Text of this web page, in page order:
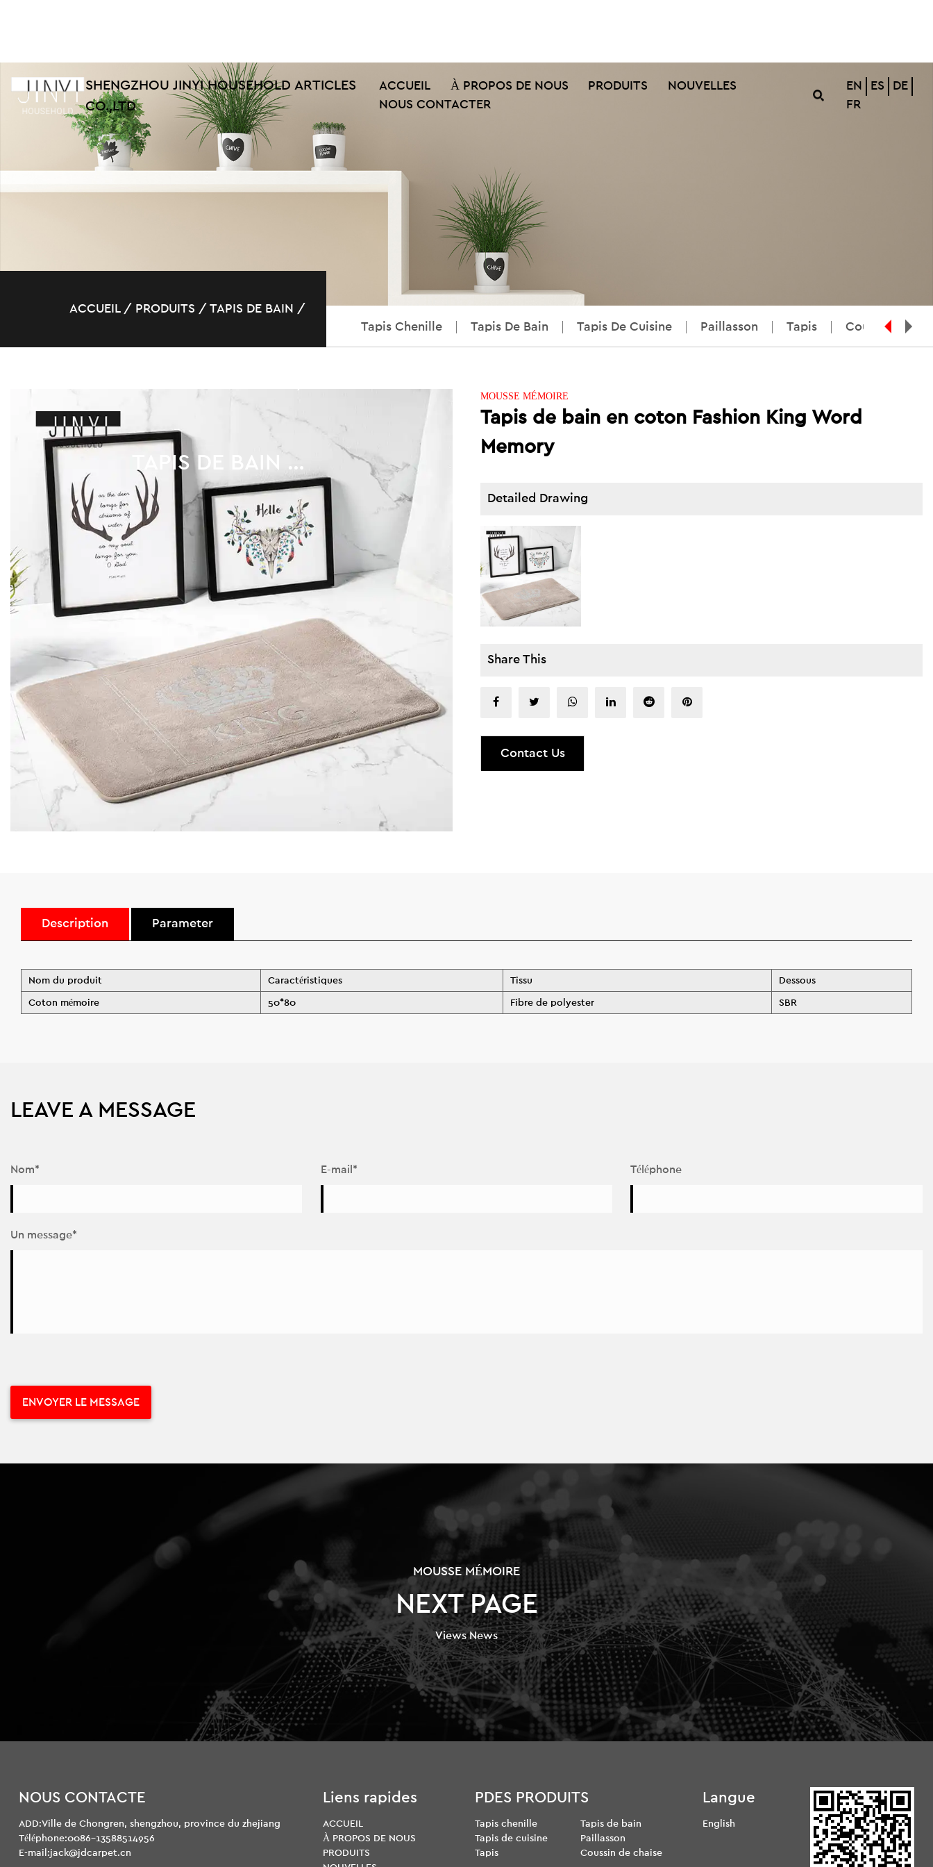
SHENGZHOU JINYI HOUSEHOLD ARTICLES
CO.,LTD
ACCUEIL À PROPOS DE NOUS PRODUITS
NOUVELLES
NOUS CONTACTER
EN ES
DE
FR
ACCUEIL/ PRODUITS /TAPIS DE BAIN /
TAPIS DE BAIN EN COTON FASHION KING WORD MEMORY
Tapis Chenille Tapis De Bain Tapis De Cuisine Paillasson Tapis Coussin De
MOUSSE MÉMOIRE
Tapis de bain en coton Fashion King Word
Memory
Detailed Drawing
Share This
Contact Us
Description Parameter
Nom du produit Caractéristiques Tissu Dessous
Coton mémoire 50*80 Fibre de polyester SBR
LEAVE A MESSAGE
Nom* E-mail* Téléphone
Un message*
MOUSSE MÉMOIRE
NEXT PAGE
Views News
NOUS CONTACTE
ADD:Ville de Chongren, shengzhou, province du zhejiang
Téléphone:0086-13588514956
E-mail:jack@jdcarpet.cn
Liens rapides
ACCUEIL
À PROPOS DE NOUS
PRODUITS
PDES PRODUITS
Tapis chenille
Tapis de bain
Tapis de cuisine
Paillasson
Tapis
Coussin de chaise
Langue
English